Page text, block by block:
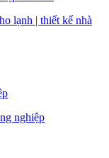
lạnh | thiết kế nhà
nghiệp